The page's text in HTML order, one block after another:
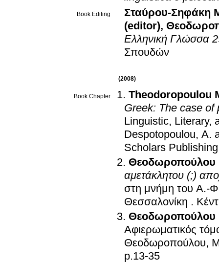
Book Editing
Σταύρου-Σηφάκη
(editor),
Ελληνική Γλώσσα
Σπουδών
(2008)
Book Chapter
Theodoropoulou
Greek: The case of
Linguistic, Literary,
Despotopoulou, A.
Scholars Publishing
Θεοδωροπούλου
αμετάκλητου (;)
στη μνήμη του Α.-
Θεσσαλονίκη .
Θεοδωροπούλου
Αφιερωματικός
Θεοδωροπούλου,
p.13-35